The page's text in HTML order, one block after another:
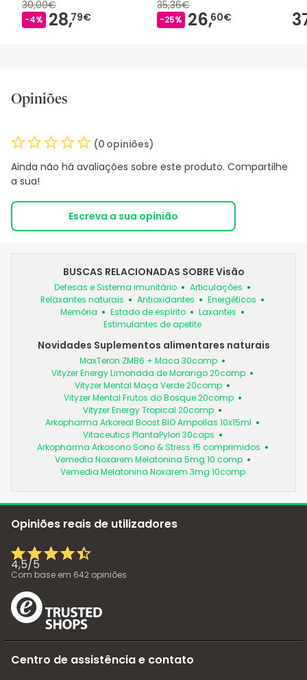
30,00€
-4% 28,79€
35,36€
-25% 26,60€
Opiniões
(0 opiniões)
Ainda não há avaliações sobre este produto. Compartilhe
a sua!
Escreva a sua opinião
BUSCAS RELACIONADAS SOBRE Visão
Defesas e Sistema imunitário
Articulações
Relaxantes naturais
Antioxidantes
Energéticos
Memória
Estado de espírito
Laxantes
Estimulantes de apetite
Novidades Suplementos alimentares naturais
MaxTeron ZMB6 + Maca 30comp
Vityzer Energy Limonada de Morango 20comp
Vityzer Mental Maça Verde 20comp
Vityzer Mental Frutos do Bosque 20comp
Vityzer Energy Tropical 20comp
Arkopharma Arkoreal Boost BIO Ampollas 10x15ml
Vitaceutics PlantaPylori 30caps
Arkopharma Arkosono Sono & Stress 15 comprimidos
Vemedia Noxarem Melatonina 5mg 10 comp
Vemedia Melatonina Noxarem 3mg 10comp
Opiniões reais de utilizadores
4,5/5
Com base em 642 opiniões
Centro de assistência e contato